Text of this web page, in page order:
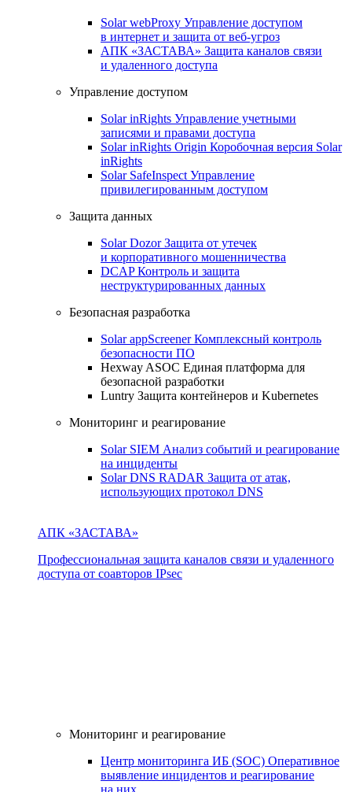
Solar webProxy Управление доступом
в интернет и защита от веб-угроз
АПК «ЗАСТАВА» Защита каналов связи
и удаленного доступа
Управление доступом
Solar inRights Управление учетными
записями и правами доступа
Solar inRights Origin Коробочная версия Solar
inRights
Solar SafeInspect Управление
привилегированным доступом
Защита данных
Solar DozorЗащита от утечек
и корпоративного мошенничества
DCAPКонтроль и защита
неструктурированных данных
Безопасная разработка
Solar appScreenerКомплексный контроль
безопасности ПО
Hexway ASOC Единая платформа для
безопасной разработки
Luntry Защита контейнеров и Kubernetes
Мониторинг и реагирование
Solar SIEM Анализ событий и реагирование
на инциденты
Solar DNS RADAR Защита от атак,
использующих протокол DNS
АПК «ЗАСТАВА»
Профессиональная защита каналов связи и удаленного
доступа от соавторов IPsec
Мониторинг и реагирование
Центр мониторинга ИБ (SOC) Оперативное
выявление инцидентов и реагирование
на них